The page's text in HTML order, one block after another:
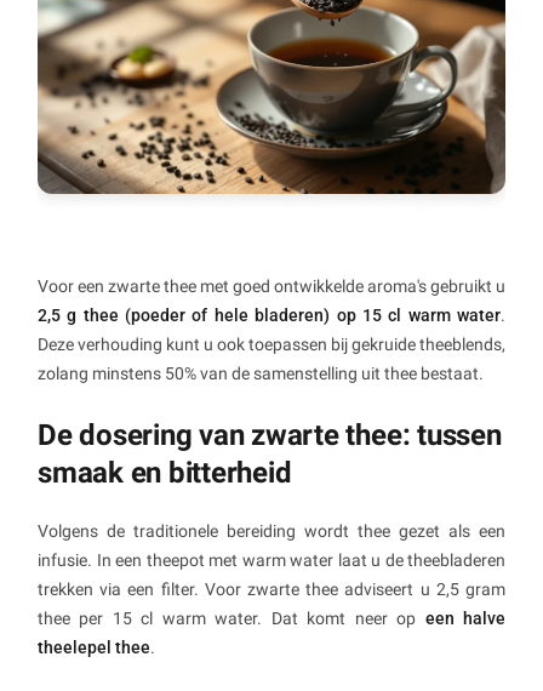
Voor een zwarte thee met goed ontwikkelde aroma's gebruikt u
2,5 g thee (poeder of hele bladeren) op 15 cl warm water.
Deze verhouding kunt u ook toepassen bij gekruide theeblends,
zolang minstens 50% van de samenstelling uit thee bestaat.
De dosering van zwarte thee: tussen
smaak en bitterheid
Volgens de traditionele bereiding wordt thee gezet als een
infusie. In een theepot met warm water laat u de theebladeren
trekken via een filter. Voor zwarte thee adviseert u 2,5 gram
thee per 15 cl warm water. Dat komt neer op een halve
theelepel thee.